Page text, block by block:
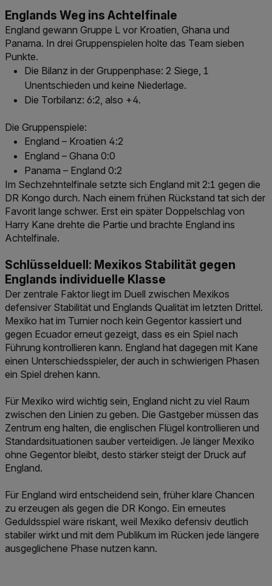
Englands Weg ins Achtelfinale
England gewann Gruppe L vor Kroatien, Ghana und
Panama. In drei Gruppenspielen holte das Team sieben
Punkte.
Die Bilanz in der Gruppenphase: 2 Siege, 1
Unentschieden und keine Niederlage.
Die Torbilanz: 6:2, also +4.
Die Gruppenspiele:
England – Kroatien 4:2
England – Ghana 0:0
Panama – England 0:2
Im Sechzehntelfinale setzte sich England mit 2:1 gegen die
DR Kongo durch. Nach einem frühen Rückstand tat sich der
Favorit lange schwer. Erst ein später Doppelschlag von
Harry Kane drehte die Partie und brachte England ins
Achtelfinale.
Schlüsselduell: Mexikos Stabilität gegen
Englands individuelle Klasse
Der zentrale Faktor liegt im Duell zwischen Mexikos
defensiver Stabilität und Englands Qualität im letzten Drittel.
Mexiko hat im Turnier noch kein Gegentor kassiert und
gegen Ecuador erneut gezeigt, dass es ein Spiel nach
Führung kontrollieren kann. England hat dagegen mit Kane
einen Unterschiedsspieler, der auch in schwierigen Phasen
ein Spiel drehen kann.
Für Mexiko wird wichtig sein, England nicht zu viel Raum
zwischen den Linien zu geben. Die Gastgeber müssen das
Zentrum eng halten, die englischen Flügel kontrollieren und
Standardsituationen sauber verteidigen. Je länger Mexiko
ohne Gegentor bleibt, desto stärker steigt der Druck auf
England.
Für England wird entscheidend sein, früher klare Chancen
zu erzeugen als gegen die DR Kongo. Ein erneutes
Geduldsspiel wäre riskant, weil Mexiko defensiv deutlich
stabiler wirkt und mit dem Publikum im Rücken jede längere
ausgeglichene Phase nutzen kann.